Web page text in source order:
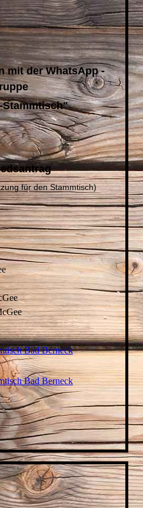
mit der WhatsApp -
Stammtisch"
für den Stammtisch)
Bad Berneck
Bad Berneck